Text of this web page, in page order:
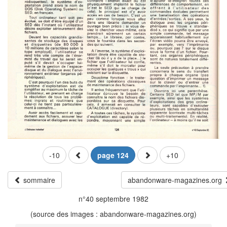
-10 page 124 +10
sommaire
abandonware-magazines.org
n°40 septembre 1982
(source des images : abandonware-magazines.org)